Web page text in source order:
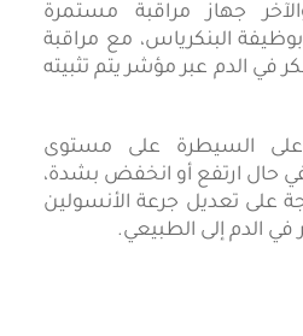
جهاز مراقبة مستمرة
البنكرياس، مع مراقبة
الدم عبر مؤشر يتم تثبيته
على السيطرة على مستوى
حال ارتفع أو انخفض بشدة،
على تعديل جرعة الأنسولين
الدم إلى الطبيعي.